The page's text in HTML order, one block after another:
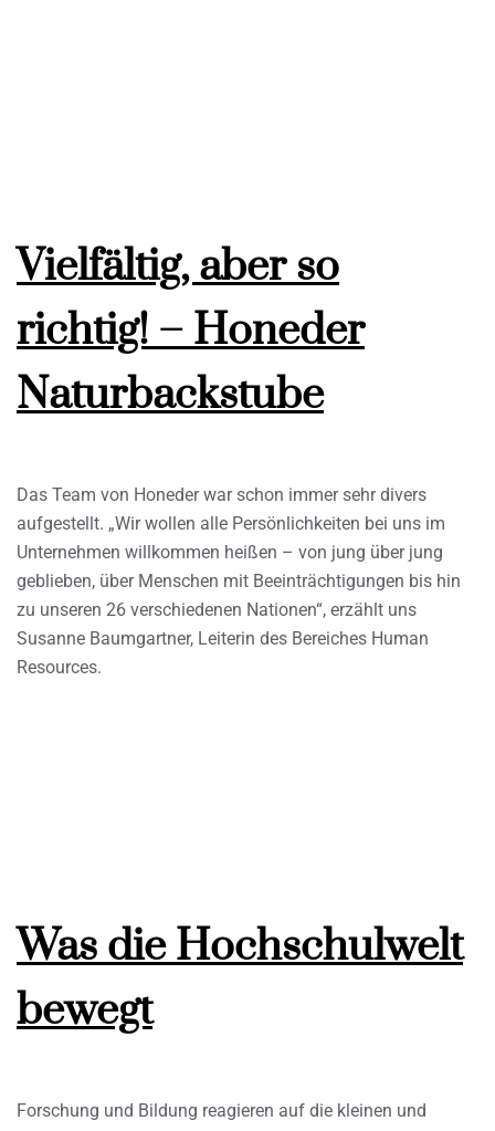
Vielfältig, aber so
richtig! – Honeder
Naturbackstube
Das Team von Honeder war schon immer sehr divers
aufgestellt. „Wir wollen alle Persönlichkeiten bei uns im
Unternehmen willkommen heißen – von jung über jung
geblieben, über Menschen mit Beeinträchtigungen bis hin
zu unseren 26 verschiedenen Nationen“, erzählt uns
Susanne Baumgartner, Leiterin des Bereiches Human
Resources.
Was die Hochschulwelt
bewegt
Forschung und Bildung reagieren auf die kleinen und